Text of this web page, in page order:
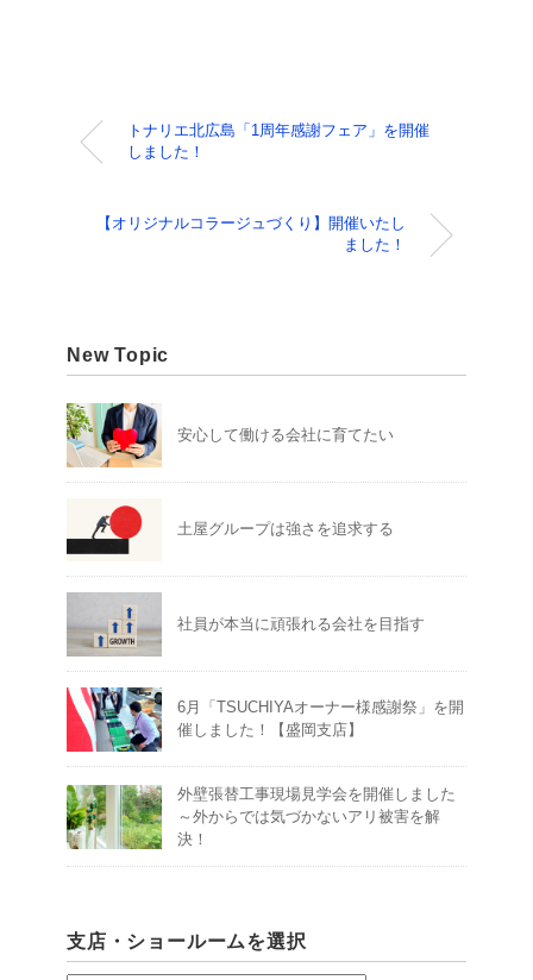
トナリエ北広島「1周年感謝フェア」を開催
しました！
【オリジナルコラージュづくり】開催いたし
ました！
New Topic
安心して働ける会社に育てたい
土屋グループは強さを追求する
社員が本当に頑張れる会社を目指す
6月「TSUCHIYAオーナー様感謝祭」を開
催しました！【盛岡支店】
外壁張替工事現場見学会を開催しました
～外からでは気づかないアリ被害を解
決！
支店・ショールームを選択